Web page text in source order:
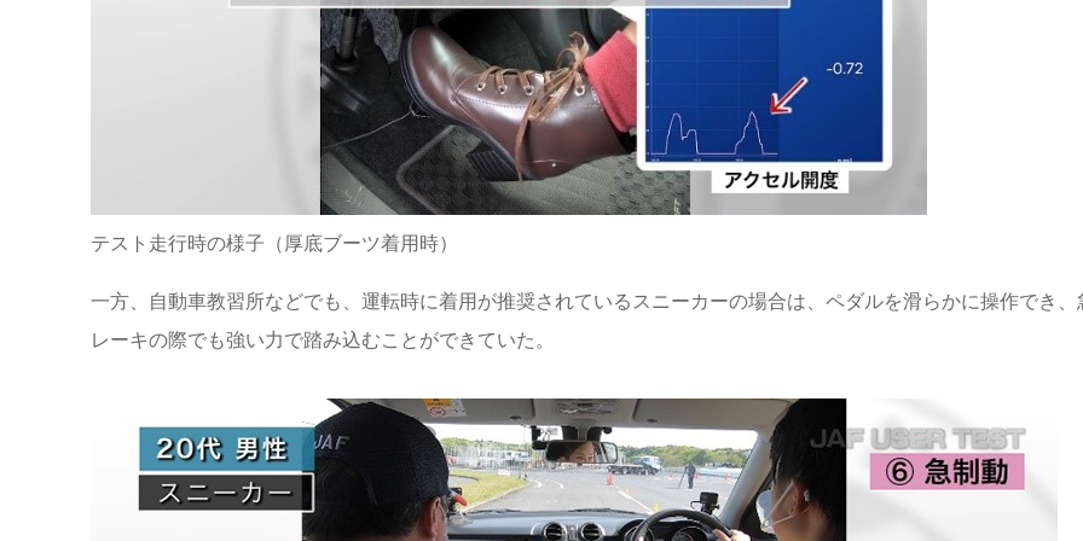
テスト走行時の様子（厚底ブーツ着用時）
一方、自動車教習所などでも、運転時に着用が推奨されているスニーカーの場合は、ペダルを滑らかに操作でき、
レーキの際でも強い力で踏み込むことができていた。